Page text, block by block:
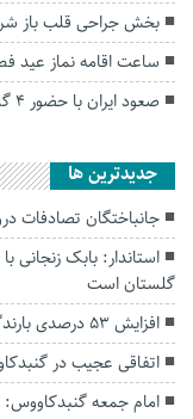
بخش جراحی قلب باز
ساعت اقامه‌ نماز‌ عید
صعود ایران با حضور ۴ گلستانی به فینال والیبال دانش آموزان جهان
جديدترين ها
جانباختگان تصادفات درون‌شهری
گلستان است
افزایش ۵۳ درصدی بارندگی‌ها در گلستان
اتفاقی عجیب در‌
امام جمعه گنبدکاووس: